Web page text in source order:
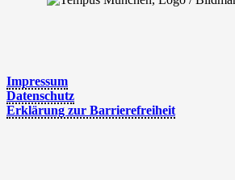
Impres­sum
Daten­schutz
Erklä­rung zur Barrierefreiheit